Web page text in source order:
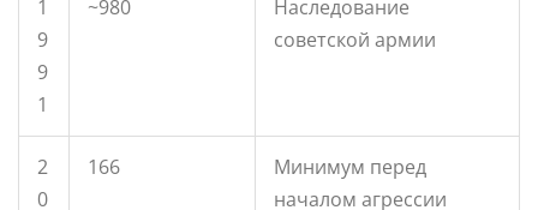
1
9
9
1
~980
Наследование
советской армии
2
0
166
Минимум перед
началом агрессии